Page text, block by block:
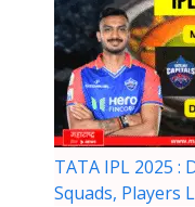
TATA IPL 2025 :
Squads, Players